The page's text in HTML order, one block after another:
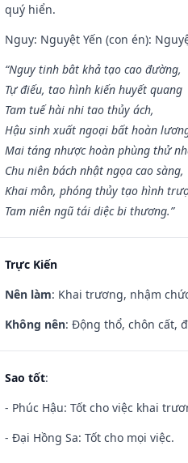
quý hiển.
Nguy: Nguyệt Yến (con én):
“Nguy tinh bât khả tạo cao đường,
Tự điếu, tao hình kiến huyết quang
Tam tuế hài nhi tao thủy ách,
Hậu sinh xuất ngoại bất hoàn
Mai táng nhược hoàn phùng thử
Chu niên bách nhật ngọa cao sàng,
Khai môn, phóng thủy tạo hình
Tam niên ngũ tái diệc bi thương.”
Trực Kiến
Nên làm: Khai trương, nhậm
Không nên: Động thổ, chôn cất,
Sao tốt:
- Phúc Hậu: Tốt cho việc khai
- Đại Hồng Sa: Tốt cho mọi việc.